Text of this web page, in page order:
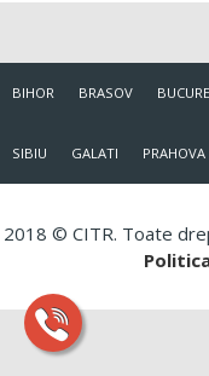
BIHOR BRASOV
SIBIU GALATI PRAHOVA
2018 © CITR. Toate